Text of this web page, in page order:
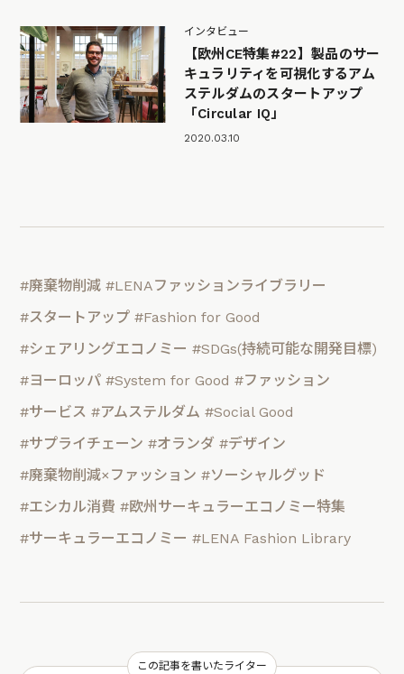
インタビュー
【欧州CE特集#22】製品のサー
キュラリティを可視化するアム
ステルダムのスタートアップ
「Circular IQ」
2020.03.10
#廃棄物削減 #LENAファッションライブラリー
#スタートアップ #Fashion for Good
#シェアリングエコノミー #SDGs(持続可能な開発目標)
#ヨーロッパ #System for Good #ファッション
#サービス #アムステルダム #Social Good
#サプライチェーン #オランダ #デザイン
#廃棄物削減×ファッション #ソーシャルグッド
#エシカル消費 #欧州サーキュラーエコノミー特集
#サーキュラーエコノミー #LENA Fashion Library
この記事を書いたライター